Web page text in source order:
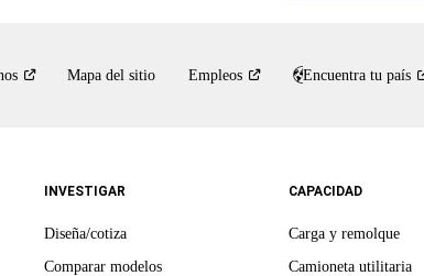
Mapa del sitio Empleos Encuentra tu país
INVESTIGAR
Diseña/cotiza
Comparar modelos
CAPACIDAD
Carga y remolque
Camioneta utilitaria